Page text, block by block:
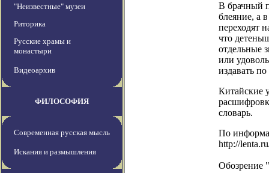
"Неизвестные" музеи
Риторика
Русские храмы и
монастыри
Видеоархив
ФИЛОСОФИЯ
Современная русская мысль
Искания и размышления
В брачный
блеяние, а
переходят
что
отдельные
или
издавать
Китайские
словарь.
По
http://
Обозрение "